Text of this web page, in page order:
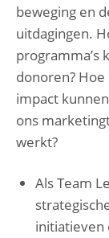
beweging en
uitdagingen.
programma’s
donoren?
impact
ons
werkt?
Als Team
initiatieven